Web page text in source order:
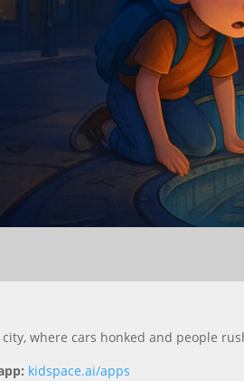
where cars honked and people
kidspace.ai/apps